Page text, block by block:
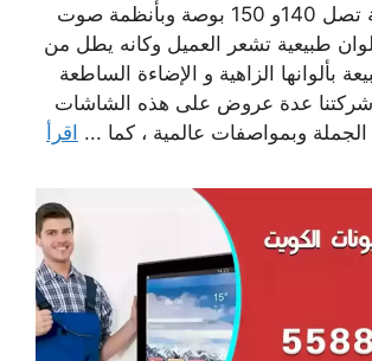
وبأحجام متنوعة تصل 140و 150 بوصة وبأنظمة صوت
طبيعية تشعر العميل وكانه يطل من
بألوانها الزاهية و الإضاءة الساطعة
شركتنا عدة عروض على هذه الشاشات
الجملة وبمواصفات عالمية ، كما ... اقرأ